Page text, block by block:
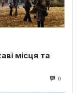
місця та
0